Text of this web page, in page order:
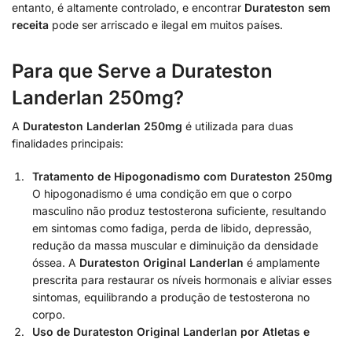
entanto, é altamente controlado, e encontrar Durateston sem
receita pode ser arriscado e ilegal em muitos países.
Para que Serve a Durateston
Landerlan 250mg?
A Durateston Landerlan 250mg é utilizada para duas
finalidades principais:
Tratamento de Hipogonadismo com Durateston 250mg
O hipogonadismo é uma condição em que o corpo
masculino não produz testosterona suficiente, resultando
em sintomas como fadiga, perda de libido, depressão,
redução da massa muscular e diminuição da densidade
óssea. A Durateston Original Landerlan é amplamente
prescrita para restaurar os níveis hormonais e aliviar esses
sintomas, equilibrando a produção de testosterona no
corpo.
Uso de Durateston Original Landerlan por Atletas e